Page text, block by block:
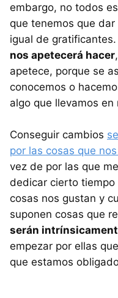
embargo, no todos
que tenemos que
igual de
nos apetecerá hacer
apetece, porque se
conocemos o
algo que llevamos en
Conseguir cambios
por las cosas que
vez de por las que
dedicar cierto tiempo
cosas nos gustan y
suponen cosas que
serán
empezar por ellas
que estamos